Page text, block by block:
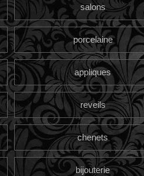
salons
porcelaine
appliques
reveils
chenets
bijouterie